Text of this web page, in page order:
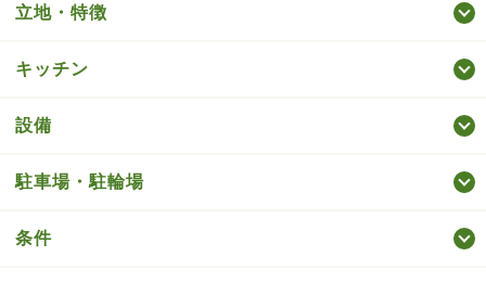
立地・特徴
キッチン
設備
駐車場・駐輪場
条件